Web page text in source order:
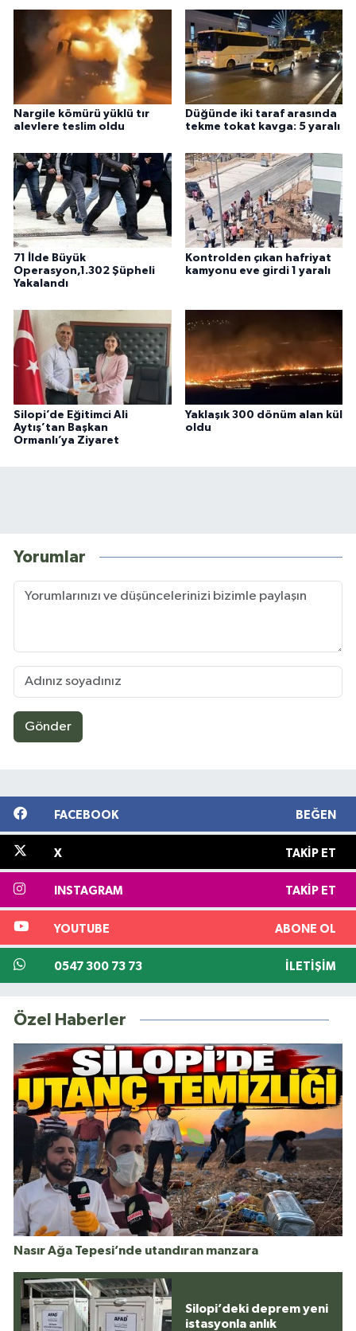
Nargile kömürü yüklü tır
alevlere teslim oldu
Düğünde iki taraf arasında
tekme tokat kavga: 5 yaralı
71 İlde Büyük
Operasyon,1.302 Şüpheli
Yakalandı
Kontrolden çıkan hafriyat
kamyonu eve girdi 1 yaralı
Silopi’de Eğitimci Ali
Aytış’tan Başkan
Ormanlı’ya Ziyaret
Yaklaşık 300 dönüm alan kül
oldu
Yorumlar
Gönder
FACEBOOK BEĞEN
X TAKIP ET
INSTAGRAM TAKIP ET
YOUTUBE ABONE OL
0547 300 73 73 İLETIŞIM
Özel Haberler
Nasır Ağa Tepesi’nde utandıran manzara
Silopi’deki deprem yeni
istasyonla anlık